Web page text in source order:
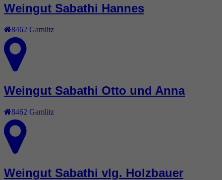
Weingut Sabathi Hannes
8462 Gamlitz
Weingut Sabathi Otto und Anna
8462 Gamlitz
Weingut Sabathi vlg. Holzbauer